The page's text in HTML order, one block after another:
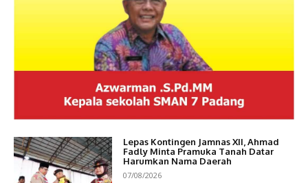
Lepas Kontingen Jamnas XII, Ahmad
Fadly Minta Pramuka Tanah Datar
Harumkan Nama Daerah
07/08/2026